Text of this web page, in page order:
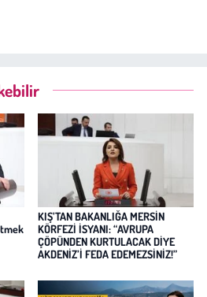
KIŞ’TAN BAKANLIĞA MERSİN
KÖRFEZİ İSYANI: “AVRUPA
ÇÖPÜNDEN KURTULACAK DİYE
AKDENİZ’İ FEDA EDEMEZSİNİZ!”